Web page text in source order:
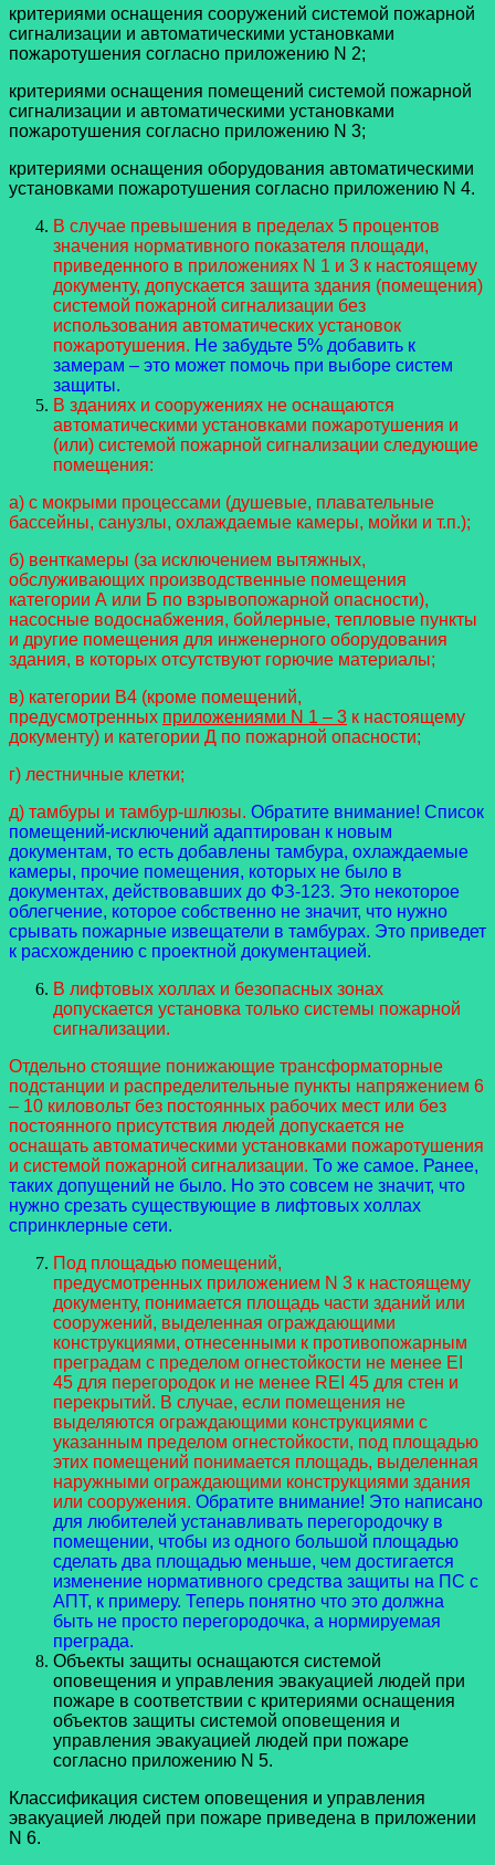
критериями оснащения сооружений системой пожарной
сигнализации и автоматическими установками
пожаротушения согласно приложению N 2;
критериями оснащения помещений системой пожарной
сигнализации и автоматическими установками
пожаротушения согласно приложению N 3;
критериями оснащения оборудования автоматическими
установками пожаротушения согласно приложению N 4.
В случае превышения в пределах 5 процентов
значения нормативного показателя площади,
приведенного в приложениях N 1 и 3 к настоящему
документу, допускается защита здания (помещения)
системой пожарной сигнализации без
использования автоматических установок
пожаротушения. Не забудьте 5% добавить к
замерам – это может помочь при выборе систем
защиты.
В зданиях и сооружениях не оснащаются
автоматическими установками пожаротушения и
(или) системой пожарной сигнализации следующие
помещения:
а) с мокрыми процессами (душевые, плавательные
бассейны, санузлы, охлаждаемые камеры, мойки и т.п.);
б) венткамеры (за исключением вытяжных,
обслуживающих производственные помещения
категории А или Б по взрывопожарной опасности),
насосные водоснабжения, бойлерные, тепловые пункты
и другие помещения для инженерного оборудования
здания, в которых отсутствуют горючие материалы;
в) категории В4 (кроме помещений,
предусмотренных приложениями N 1 – 3 к настоящему
документу) и категории Д по пожарной опасности;
г) лестничные клетки;
д) тамбуры и тамбур-шлюзы. Обратите внимание! Список
помещений-исключений адаптирован к новым
документам, то есть добавлены тамбура, охлаждаемые
камеры, прочие помещения, которых не было в
документах, действовавших до ФЗ-123. Это некоторое
облегчение, которое собственно не значит, что нужно
срывать пожарные извещатели в тамбурах. Это приведет
к расхождению с проектной документацией.
В лифтовых холлах и безопасных зонах
допускается установка только системы пожарной
сигнализации.
Отдельно стоящие понижающие трансформаторные
подстанции и распределительные пункты напряжением 6
– 10 киловольт без постоянных рабочих мест или без
постоянного присутствия людей допускается не
оснащать автоматическими установками пожаротушения
и системой пожарной сигнализации. То же самое. Ранее,
таких допущений не было. Но это совсем не значит, что
нужно срезать существующие в лифтовых холлах
спринклерные сети.
Под площадью помещений,
предусмотренных приложением N 3 к настоящему
документу, понимается площадь части зданий или
сооружений, выделенная ограждающими
конструкциями, отнесенными к противопожарным
преградам с пределом огнестойкости не менее EI
45 для перегородок и не менее REI 45 для стен и
перекрытий. В случае, если помещения не
выделяются ограждающими конструкциями с
указанным пределом огнестойкости, под площадью
этих помещений понимается площадь, выделенная
наружными ограждающими конструкциями здания
или сооружения. Обратите внимание! Это написано
для любителей устанавливать перегородочку в
помещении, чтобы из одного большой площадью
сделать два площадью меньше, чем достигается
изменение нормативного средства защиты на ПС с
АПТ, к примеру. Теперь понятно что это должна
быть не просто перегородочка, а нормируемая
преграда.
Объекты защиты оснащаются системой
оповещения и управления эвакуацией людей при
пожаре в соответствии с критериями оснащения
объектов защиты системой оповещения и
управления эвакуацией людей при пожаре
согласно приложению N 5.
Классификация систем оповещения и управления
эвакуацией людей при пожаре приведена в приложении
N 6.